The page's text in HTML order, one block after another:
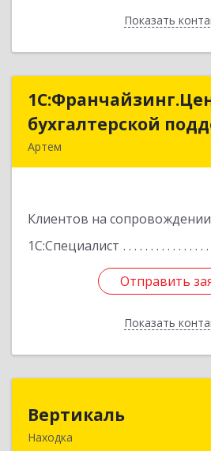
ПоказатьНазад
бухгалтерской
Артем
Клиентов на сопровождении
1С:Специалист
Отправить
Показать
Отправить
Назад
Вертикаль
Находка